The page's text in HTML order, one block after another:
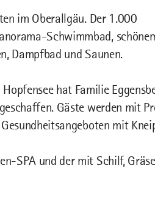
im Oberallgäu. Der 1.000
Schwimmbad,
Dampfbad und Saunen.
hat Familie
Gäste werden mit
mit
SPA und der mit Schilf,